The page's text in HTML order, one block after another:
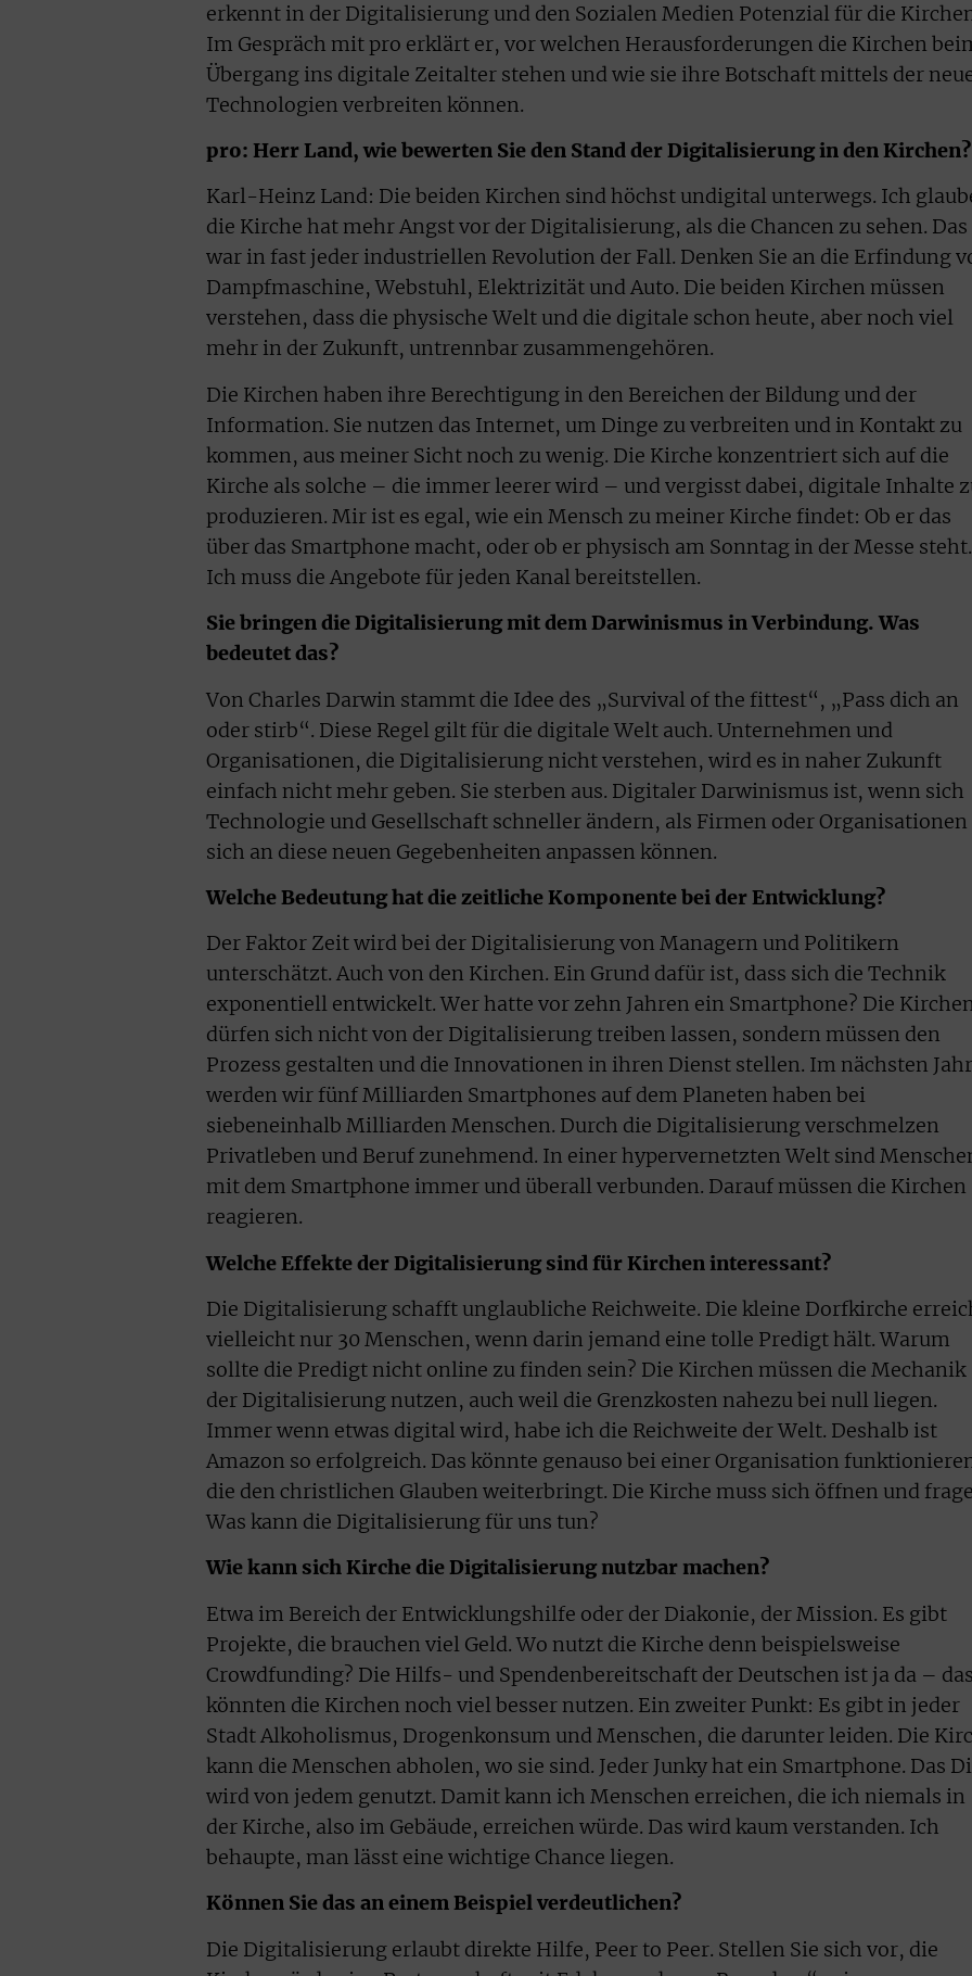
erkennt in der Digitalisierung und den Sozialen Medien Potenzial für die
Im Gespräch mit pro erklärt er, vor welchen Herausforderungen die Kirchen
Übergang ins digitale Zeitalter stehen und wie sie ihre Botschaft mittels der
Technologien verbreiten können.
pro: Herr Land, wie bewerten Sie den Stand der Digitalisierung in den Kirchen?
Karl-Heinz Land: Die beiden Kirchen sind höchst undigital unterwegs. Ich
die Kirche hat mehr Angst vor der Digitalisierung, als die Chancen zu sehen. Das
war in fast jeder industriellen Revolution der Fall. Denken Sie an die Erfindung
Dampfmaschine, Webstuhl, Elektrizität und Auto. Die beiden Kirchen müssen
verstehen, dass die physische Welt und die digitale schon heute, aber noch viel
mehr in der Zukunft, untrennbar zusammengehören.
Die Kirchen haben ihre Berechtigung in den Bereichen der Bildung und der
Information. Sie nutzen das Internet, um Dinge zu verbreiten und in Kontakt zu
kommen, aus meiner Sicht noch zu wenig. Die Kirche konzentriert sich auf die
Kirche als solche – die immer leerer wird – und vergisst dabei, digitale Inhalte
produzieren. Mir ist es egal, wie ein Mensch zu meiner Kirche findet: Ob er das
über das Smartphone macht, oder ob er physisch am Sonntag in der Messe steht.
Ich muss die Angebote für jeden Kanal bereitstellen.
Sie bringen die Digitalisierung mit dem Darwinismus in Verbindung. Was
bedeutet das?
Von Charles Darwin stammt die Idee des „Survival of the fittest“, „Pass dich an
oder stirb“. Diese Regel gilt für die digitale Welt auch. Unternehmen und
Organisationen, die Digitalisierung nicht verstehen, wird es in naher Zukunft
einfach nicht mehr geben. Sie sterben aus. Digitaler Darwinismus ist, wenn sich
Technologie und Gesellschaft schneller ändern, als Firmen oder Organisationen
sich an diese neuen Gegebenheiten anpassen können.
Welche Bedeutung hat die zeitliche Komponente bei der Entwicklung?
Der Faktor Zeit wird bei der Digitalisierung von Managern und Politikern
unterschätzt. Auch von den Kirchen. Ein Grund dafür ist, dass sich die Technik
exponentiell entwickelt. Wer hatte vor zehn Jahren ein Smartphone? Die
dürfen sich nicht von der Digitalisierung treiben lassen, sondern müssen den
Prozess gestalten und die Innovationen in ihren Dienst stellen. Im nächsten Jahr
werden wir fünf Milliarden Smartphones auf dem Planeten haben bei
siebeneinhalb Milliarden Menschen. Durch die Digitalisierung verschmelzen
Privatleben und Beruf zunehmend. In einer hypervernetzten Welt sind
mit dem Smartphone immer und überall verbunden. Darauf müssen die Kirchen
reagieren.
Welche Effekte der Digitalisierung sind für Kirchen interessant?
Die Digitalisierung schafft unglaubliche Reichweite. Die kleine Dorfkirche
vielleicht nur 30 Menschen, wenn darin jemand eine tolle Predigt hält. Warum
sollte die Predigt nicht online zu finden sein? Die Kirchen müssen die Mechanik
der Digitalisierung nutzen, auch weil die Grenzkosten nahezu bei null liegen.
Immer wenn etwas digital wird, habe ich die Reichweite der Welt. Deshalb ist
Amazon so erfolgreich. Das könnte genauso bei einer Organisation
die den christlichen Glauben weiterbringt. Die Kirche muss sich öffnen und
Was kann die Digitalisierung für uns tun?
Wie kann sich Kirche die Digitalisierung nutzbar machen?
Etwa im Bereich der Entwicklungshilfe oder der Diakonie, der Mission. Es gibt
Projekte, die brauchen viel Geld. Wo nutzt die Kirche denn beispielsweise
Crowdfunding? Die Hilfs- und Spendenbereitschaft der Deutschen ist ja da – das
könnten die Kirchen noch viel besser nutzen. Ein zweiter Punkt: Es gibt in jeder
Stadt Alkoholismus, Drogenkonsum und Menschen, die darunter leiden. Die
kann die Menschen abholen, wo sie sind. Jeder Junky hat ein Smartphone. Das
wird von jedem genutzt. Damit kann ich Menschen erreichen, die ich niemals in
der Kirche, also im Gebäude, erreichen würde. Das wird kaum verstanden. Ich
behaupte, man lässt eine wichtige Chance liegen.
Können Sie das an einem Beispiel verdeutlichen?
Die Digitalisierung erlaubt direkte Hilfe, Peer to Peer. Stellen Sie sich vor, die